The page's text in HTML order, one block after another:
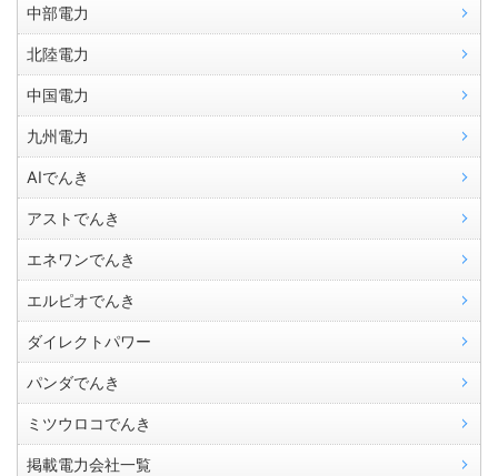
中部電力
北陸電力
中国電力
九州電力
AIでんき
アストでんき
エネワンでんき
エルピオでんき
ダイレクトパワー
パンダでんき
ミツウロコでんき
掲載電力会社一覧